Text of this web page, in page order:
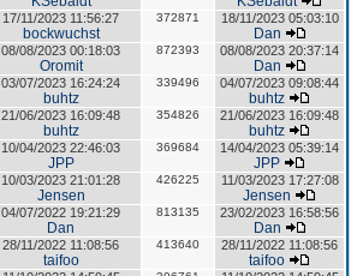
17/11/2023 11:56:27
bockwuchst
372871 18/11/2023 05:03:10
Dan
08/08/2023 00:18:03
Oromit
872393 08/08/2023 20:37:14
Dan
03/07/2023 16:24:24
buhtz
339496 04/07/2023 09:08:44
buhtz
21/06/2023 16:09:48
buhtz
354826 21/06/2023 16:09:48
buhtz
10/04/2023 22:46:03
JPP
369684 14/04/2023 05:39:14
JPP
10/03/2023 21:01:28
Jensen
426225 11/03/2023 17:27:08
Jensen
04/07/2022 19:21:29
Dan
813135 23/02/2023 16:58:56
Dan
28/11/2022 11:08:56
taifoo
413640 28/11/2022 11:08:56
taifoo